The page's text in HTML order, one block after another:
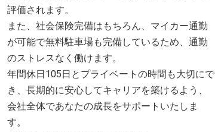
評価されます。
また、社会保険完備はもちろん、マイカー通勤
が可能で無料駐車場も完備しているため、通勤
のストレスなく働けます。
年間休日105日とプライベートの時間も大切にで
き、長期的に安心してキャリアを築けるよう、
会社全体であなたの成長をサポートいたしま
す。